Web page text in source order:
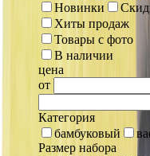
Новинки
Хиты продаж
Товары с фото
В наличии
цена
от
Категория
бамбуковый
Размер набора